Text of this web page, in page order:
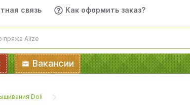
связь Как оформить заказ?
Вакансии
Doli